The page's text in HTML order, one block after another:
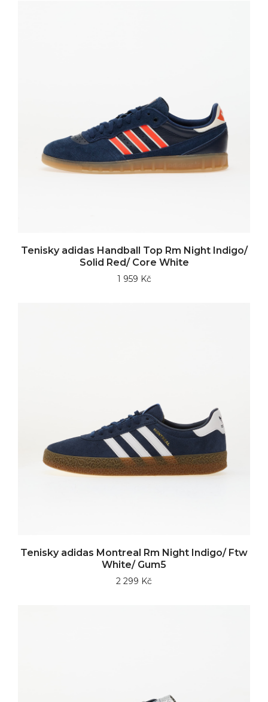
Tenisky adidas Handball Top Rm Night Indigo/
Solid Red/ Core White
1 959 Kč
Tenisky adidas Montreal Rm Night Indigo/ Ftw
White/ Gum5
2 299 Kč